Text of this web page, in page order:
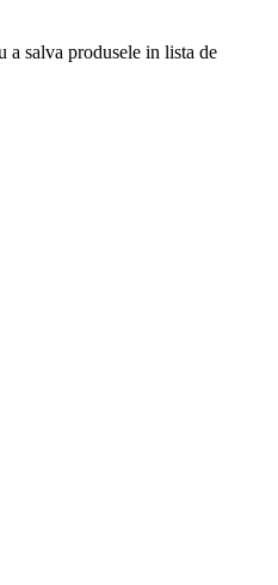
salva produsele in lista de